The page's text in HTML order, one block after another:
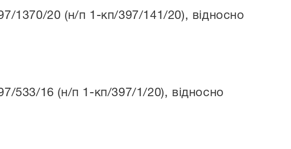
20 (н/п 1-кп/397/141/20), відносно
16 (н/п 1-кп/397/1/20), відносно